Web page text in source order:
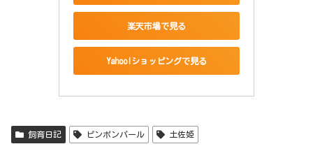
楽天市場で見る
Yahoo!ショッピングで見る
飼育日記 ピンポンパール 土佐姫